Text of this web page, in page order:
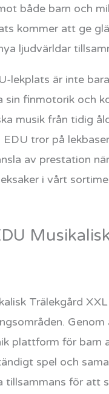
både barn och
kommer att ge
ljudvärldar
lekplats är inte
finmotorik och
musik från tidig
EDU tror på
av prestation
i vårt
Trälekgård
plattform för
spel och
tillsammans för att